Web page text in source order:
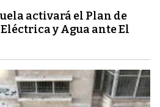
activará el Plan de
y Agua ante El